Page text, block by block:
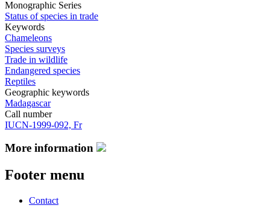
Monographic Series
Status of species in trade
Keywords
Chameleons
Species surveys
Trade in wildlife
Endangered species
Reptiles
Geographic keywords
Madagascar
Call number
IUCN-1999-092, Fr
More information
Footer menu
Contact